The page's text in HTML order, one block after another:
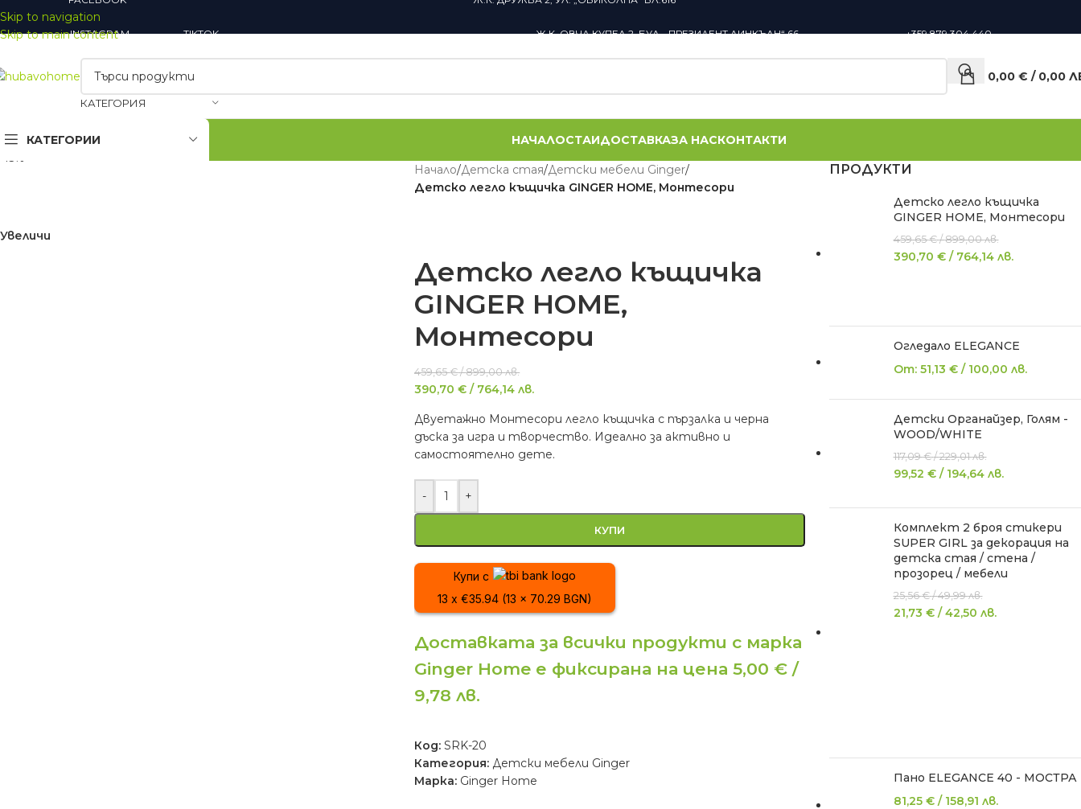
Skip to navigation
Skip to main content
INSTAGRAM TIKTOK Ж.К. ОВЧА КУПЕЛ 2, БУЛ. „ПРЕЗИДЕНТ ЛИНКЪЛН“ 66, +359 879 304 440
КАТЕГОРИЯ
0,00 € / 0,00
КАТЕГОРИИ НАЧАЛОСТАИДОСТАВКАЗА НАСКОНТАКТИ
-15%
Увеличи
Начало/Детскa стая/Детски мебели Ginger/
Детско легло къщичка GINGER HOME, Монтесори
Детско легло къщичка
GINGER HOME,
Монтесори
459,65€ /899,00лв.
390,70€ / 764,14лв.
Двуетажно Монтесори легло къщичка с пързалка и черна
дъска за игра и творчество. Идеално за активно и
самостоятелно дете.
- +
КУПИ
Купи с
13 x €35.94 (13 x 70.29 BGN)
Доставката за всички продукти с марка
Ginger Home е фиксирана на цена 5,00 € /
9,78 лв.
Код:SRK-20
Категория: Детски мебели Ginger
Марка: Ginger Home
ПРОДУКТИ
Детско легло къщичка
GINGER HOME, Монтесори
459,65€ /899,00лв.
390,70 € / 764,14 лв.
Огледало ELEGANCE
От: 51,13 € / 100,00 лв.
Детски Органайзер, Голям -
WOOD/WHITE
117,09€ /229,01лв.
99,52 € / 194,64 лв.
Комплект 2 броя стикери
SUPER GIRL за декорация на
детска стая / стена /
прозорец / мебели
25,56€ /49,99лв.
21,73 € /42,50 лв.
Пано ELEGANCE 40 - МОСТРА
81,25 € / 158,91 лв.